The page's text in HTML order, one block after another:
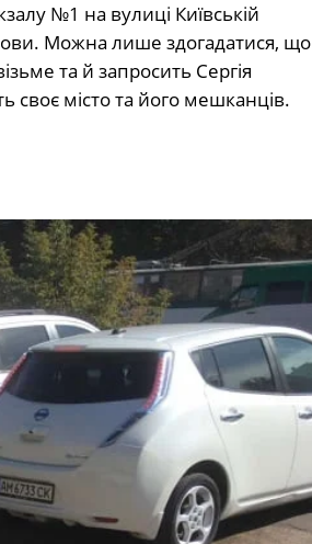
№1 на вулиці Київській
Можна лише здогадатися, що
та й запросить Сергія
своє місто та його мешканців.